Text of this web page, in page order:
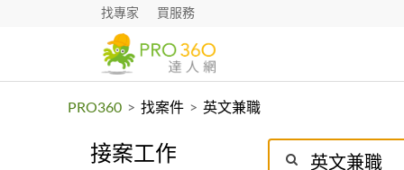
找專家 買服務
PRO360 > 找案件 > 英文兼職
接案工作